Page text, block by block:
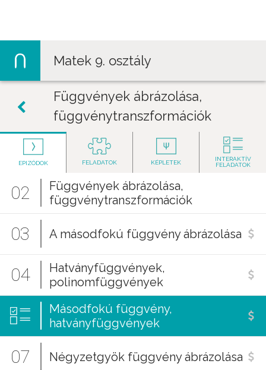
Matek 9. osztály
Függvények ábrázolása,
függvénytranszformációk
EPIZÓDOK FELADATOK KÉPLETEK
INTERAKTÍV
FELADATOK
02
Függvények ábrázolása,
függvénytranszformációk
03 A másodfokú függvény ábrázolása
04
Hatványfüggvények,
polinomfüggvények
Másodfokú függvény,
hatványfüggvények
07 Négyzetgyök függvény ábrázolása